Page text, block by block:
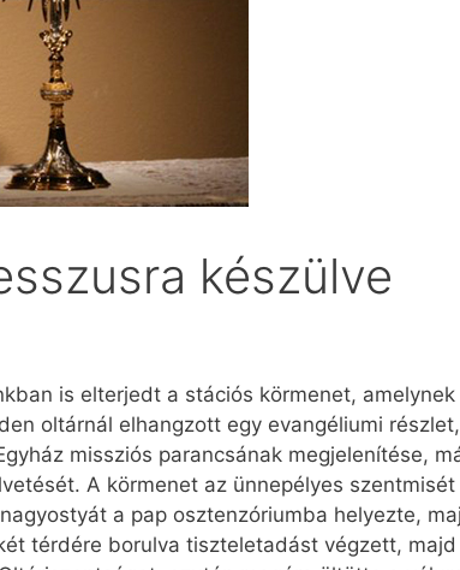
készülve
is elterjedt a stációs körmenet,
oltárnál elhangzott egy evangéliumi
missziós parancsának megjelenítése,
A körmenet az ünnepélyes
a pap osztenzóriumba helyezte,
térdére borulva tiszteletadást végzett,